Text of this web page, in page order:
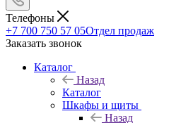
Телефоны
+7 700 750 57 05Отдел продаж
Заказать звонок
Каталог
Назад
Каталог
Шкафы и щиты
Назад